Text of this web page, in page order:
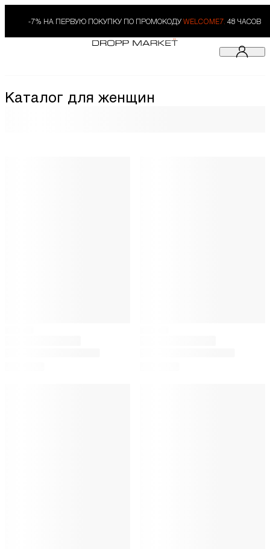
-7% НА ПЕРВУЮ ПОКУПКУ ПО ПРОМОКОДУ WELCOME7. 48 ЧАСОВ
Каталог для женщин